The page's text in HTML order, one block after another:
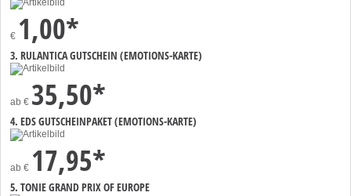
€ 1,00*
3. RULANTICA GUTSCHEIN (EMOTIONS-KARTE)
ab € 35,50*
4. EDS GUTSCHEINPAKET (EMOTIONS-KARTE)
ab € 17,95*
5. TONIE GRAND PRIX OF EUROPE